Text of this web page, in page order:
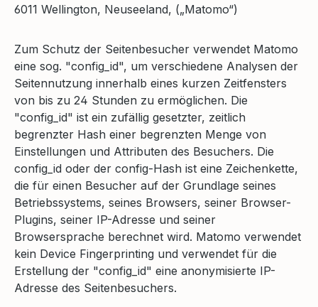
6011 Wellington, Neuseeland, („Matomo“)
Zum Schutz der Seitenbesucher verwendet Matomo
eine sog. "config_id", um verschiedene Analysen der
Seitennutzung innerhalb eines kurzen Zeitfensters
von bis zu 24 Stunden zu ermöglichen. Die
"config_id" ist ein zufällig gesetzter, zeitlich
begrenzter Hash einer begrenzten Menge von
Einstellungen und Attributen des Besuchers. Die
config_id oder der config-Hash ist eine Zeichenkette,
die für einen Besucher auf der Grundlage seines
Betriebssystems, seines Browsers, seiner Browser-
Plugins, seiner IP-Adresse und seiner
Browsersprache berechnet wird. Matomo verwendet
kein Device Fingerprinting und verwendet für die
Erstellung der "config_id" eine anonymisierte IP-
Adresse des Seitenbesuchers.